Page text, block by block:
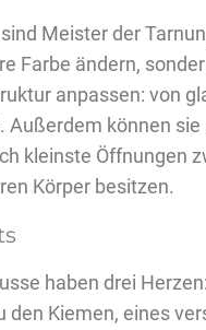
Meister der
Farbe ändern,
anpassen: von
Außerdem können sie
kleinste Öffnungen
Körper besitzen.
haben drei
den Kiemen, eines